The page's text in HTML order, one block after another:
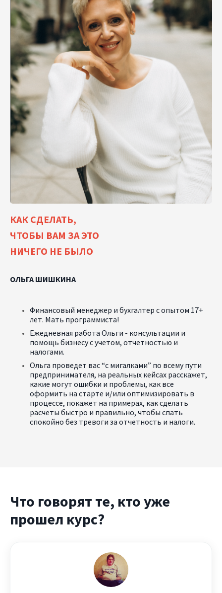
КАК СДЕЛАТЬ,
ЧТОБЫ ВАМ ЗА ЭТО
НИЧЕГО НЕ БЫЛО
ОЛЬГА ШИШКИНА
Финансовый менеджер и бухгалтер с опытом 17+
лет. Мать программиста!
Ежедневная работа Ольги - консультации и
помощь бизнесу с учетом, отчетностью и
налогами.
Ольга проведет вас “с мигалками” по всему пути
предпринимателя, на реальных кейсах расскажет,
какие могут ошибки и проблемы, как все
оформить на старте и/или оптимизировать в
процессе, покажет на примерах, как сделать
расчеты быстро и правильно, чтобы спать
спокойно без тревоги за отчетность и налоги.
Что говорят те, кто уже
прошел курс?